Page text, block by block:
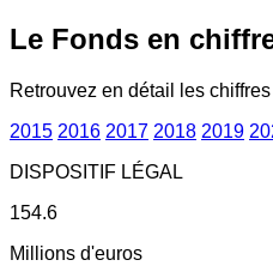
Le Fonds en
Retrouvez en détail les
2015 2016 2017 2018 2019
DISPOSITIF LÉGAL
154.6
Millions d'euros